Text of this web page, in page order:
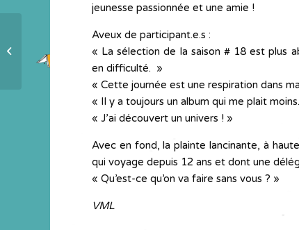
jeunesse passionnée et une amie !
Aveux de participant.e.s :
« La sélection de la saison # 18 est plus
en difficulté. »
« Cette journée est une respiration dans
« Il y a toujours un album qui me plait
« J’ai découvert un univers ! »
Avec en fond, la plainte lancinante, à
qui voyage depuis 12 ans et dont une
« Qu’est-ce qu’on va faire sans vous ? »
VML
Merci à notre vidéaste appliqué et
attentionné